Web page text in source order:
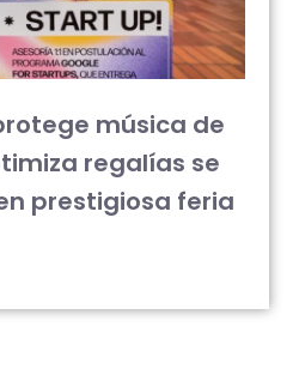
música de
regalías se
prestigiosa feria